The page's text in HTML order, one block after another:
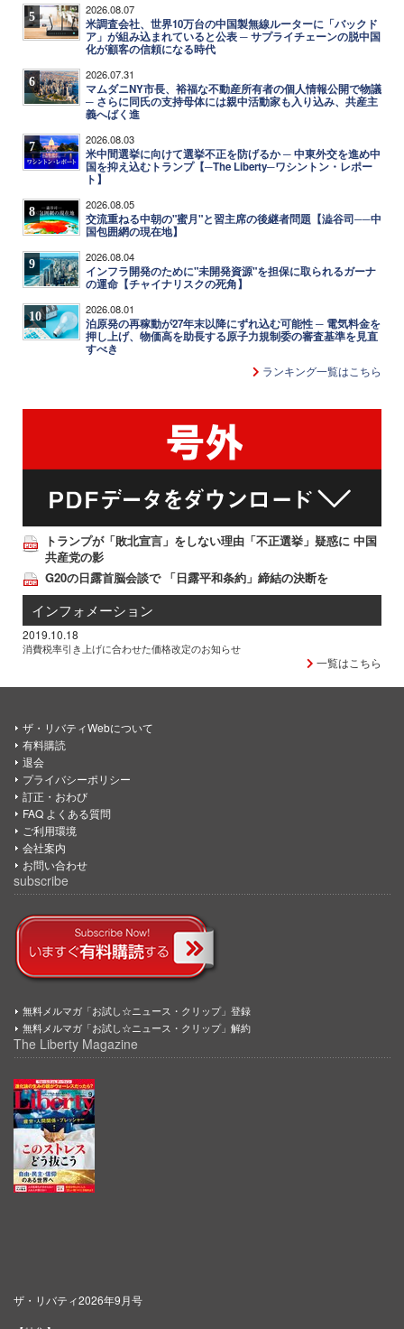
5 2026.08.07
米調査会社、世界10万台の中国製無線ルーターに「バックド
ア」が組み込まれていると公表 ─ サプライチェーンの脱中国
化が顧客の信頼になる時代
6 2026.07.31
マムダニNY市長、裕福な不動産所有者の個人情報公開で物議
─ さらに同氏の支持母体には親中活動家も入り込み、共産主
義へばく進
7 2026.08.03
米中間選挙に向けて選挙不正を防げるか ─ 中東外交を進め中
国を抑え込むトランプ【─The Liberty─ワシントン・レポー
ト】
8 2026.08.05
交流重ねる中朝の"蜜月"と習主席の後継者問題【澁谷司──中
国包囲網の現在地】
9 2026.08.04
インフラ開発のために"未開発資源"を担保に取られるガーナ
の運命【チャイナリスクの死角】
10 2026.08.01
泊原発の再稼動が27年末以降にずれ込む可能性 ─ 電気料金を
押し上げ、物価高を助長する原子力規制委の審査基準を見直
すべき
ランキング一覧はこちら
トランプが「敗北宣言」をしない理由「不正選挙」疑惑に 中国
共産党の影
G20の日露首脳会談で 「日露平和条約」締結の決断を
インフォメーション
2019.10.18
消費税率引き上げに合わせた価格改定のお知らせ
一覧はこちら
ザ・リバティWebについて
有料購読
退会
プライバシーポリシー
訂正・おわび
FAQ よくある質問
ご利用環境
会社案内
お問い合わせ
subscribe
無料メルマガ「お試し☆ニュース・クリップ」登録
無料メルマガ「お試し☆ニュース・クリップ」解約
The Liberty Magazine
ザ・リバティ2026年9月号